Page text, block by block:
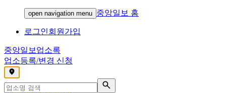
open navigation menu 중앙일보 홈
로그인회원가입
중앙일보 업소록
업소등록/변경 신청
,